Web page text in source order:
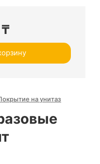
₸
на унитаз